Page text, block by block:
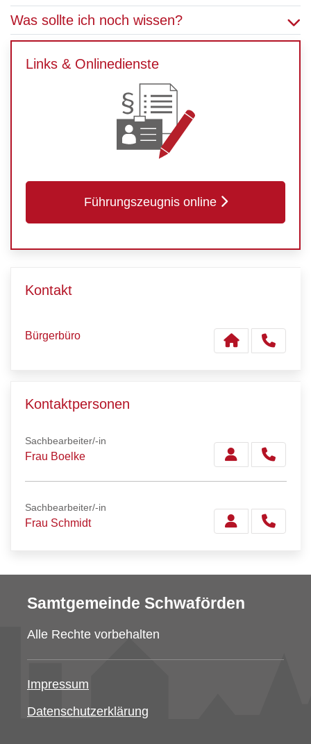
Was sollte ich noch wissen?
Links & Onlinedienste
Führungszeugnis online
Kontakt
Bürgerbüro
Kontaktpersonen
Sachbearbeiter/-in
Frau Boelke
Sachbearbeiter/-in
Frau Schmidt
Samtgemeinde Schwaförden
Alle Rechte vorbehalten
Impressum
Datenschutzerklärung